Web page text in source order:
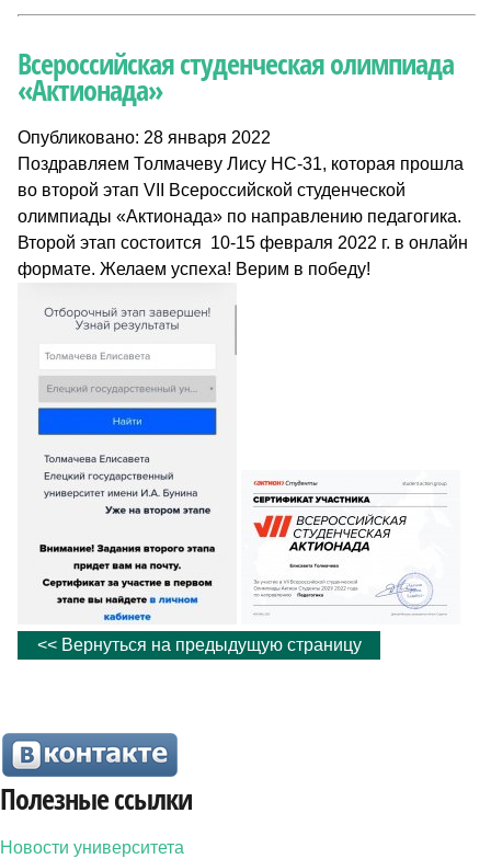
Всероссийская студенческая олимпиада
«Актионада»
Опубликовано: 28 января 2022
Поздравляем Толмачеву Лису НС-31, которая прошла
во второй этап VII Всероссийской студенческой
олимпиады «Актионада» по направлению педагогика.
Второй этап состоится 10-15 февраля 2022 г. в онлайн
формате. Желаем успеха! Верим в победу!
<< Вернуться на предыдущую страницу
Полезные ссылки
Новости университета